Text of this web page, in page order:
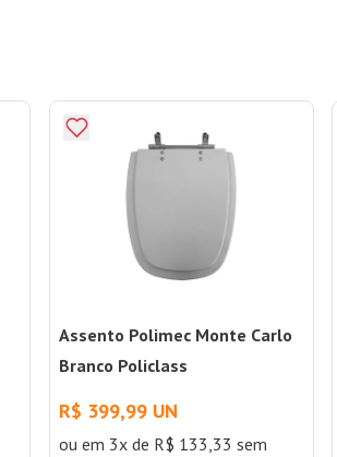
Assento Polimec Monte Carlo
Branco Policlass
R$ 399,99 UN
ou em 3x de R$ 133,33 sem